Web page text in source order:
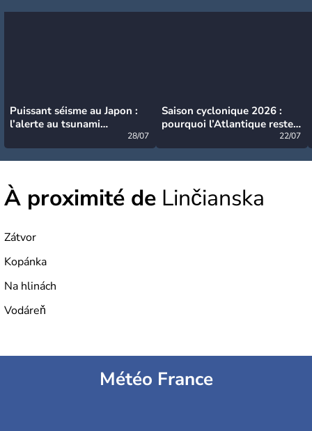
Puissant séisme au Japon :
l’alerte au tsunami
28/07
Saison cyclonique 2026 :
pourquoi l’Atlantique reste
22/07
À proximité de Linčianska
Zátvor
Kopánka
Na hlinách
Vodáreň
Météo France